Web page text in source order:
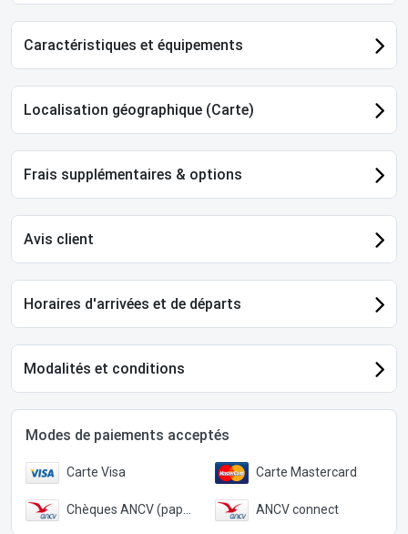
Caractéristiques et équipements
Localisation géographique (Carte)
Frais supplémentaires & options
Avis client
Horaires d'arrivées et de départs
Modalités et conditions
Modes de paiements acceptés
Carte Visa Carte Mastercard
Chèques ANCV (papier) ANCV connect